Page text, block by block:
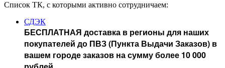
Список ТК, с которыми активно сотрудничаем:
СДЭК
БЕСПЛАТНАЯ доставка в регионы для наших
покупателей до ПВЗ (Пункта Выдачи Заказов) в
вашем городе заказов на сумму более 10 000